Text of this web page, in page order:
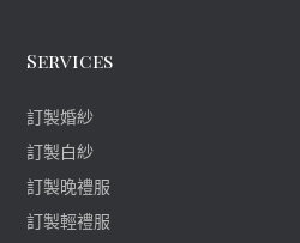
Services
訂製婚紗
訂製白紗
訂製晚禮服
訂製輕禮服